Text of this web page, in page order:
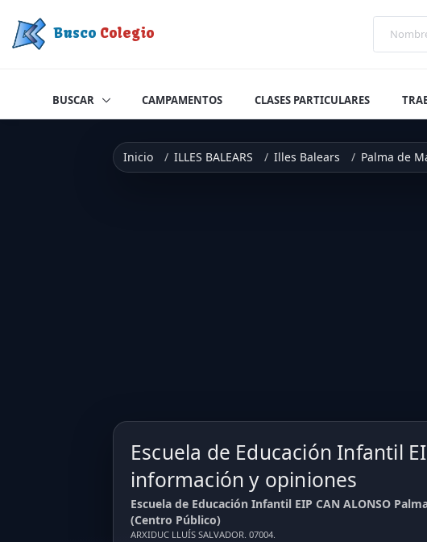
Busco Colegio
BUSCAR CAMPAMENTOS CLASES PARTICULARES
Inicio ILLES BALEARS Illes Balears Palma de
Escuela de Educación Infantil
información y opiniones
Escuela de Educación Infantil EIP CAN ALONSO
(Centro Público)
ARXIDUC LLUÍS SALVADOR. 07004.